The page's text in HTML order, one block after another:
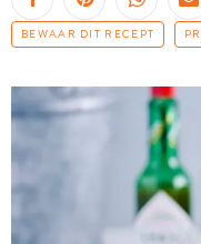
BEWAAR DIT RECEPT